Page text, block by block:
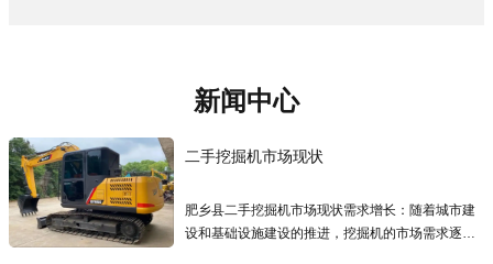
新闻中心
二手挖掘机市场现状
肥乡县二手挖掘机市场现状需求增长：随着城市建
设和基础设施建设的推进，挖掘机的市场需求逐年